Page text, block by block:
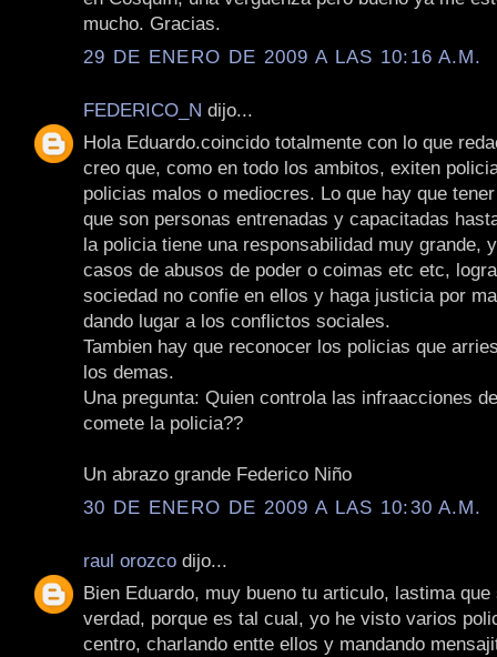
mucho. Gracias.
29 DE ENERO DE 2009 A LAS 10:16 A.M.
FEDERICO_N dijo...
Hola Eduardo.coincido totalmente con lo que
creo que, como en todo los ambitos, exiten
policias malos o mediocres. Lo que hay que
que son personas entrenadas y capacitadas
la policia tiene una responsabilidad muy grande,
casos de abusos de poder o coimas etc etc,
sociedad no confie en ellos y haga justicia por
dando lugar a los conflictos sociales.
Tambien hay que reconocer los policias que
los demas.
Una pregunta: Quien controla las infraacciones
comete la policia??
Un abrazo grande Federico Niño
30 DE ENERO DE 2009 A LAS 10:30 A.M.
raul orozco dijo...
Bien Eduardo, muy bueno tu articulo, lastima que
verdad, porque es tal cual, yo he visto varios
centro, charlando entte ellos y mandando